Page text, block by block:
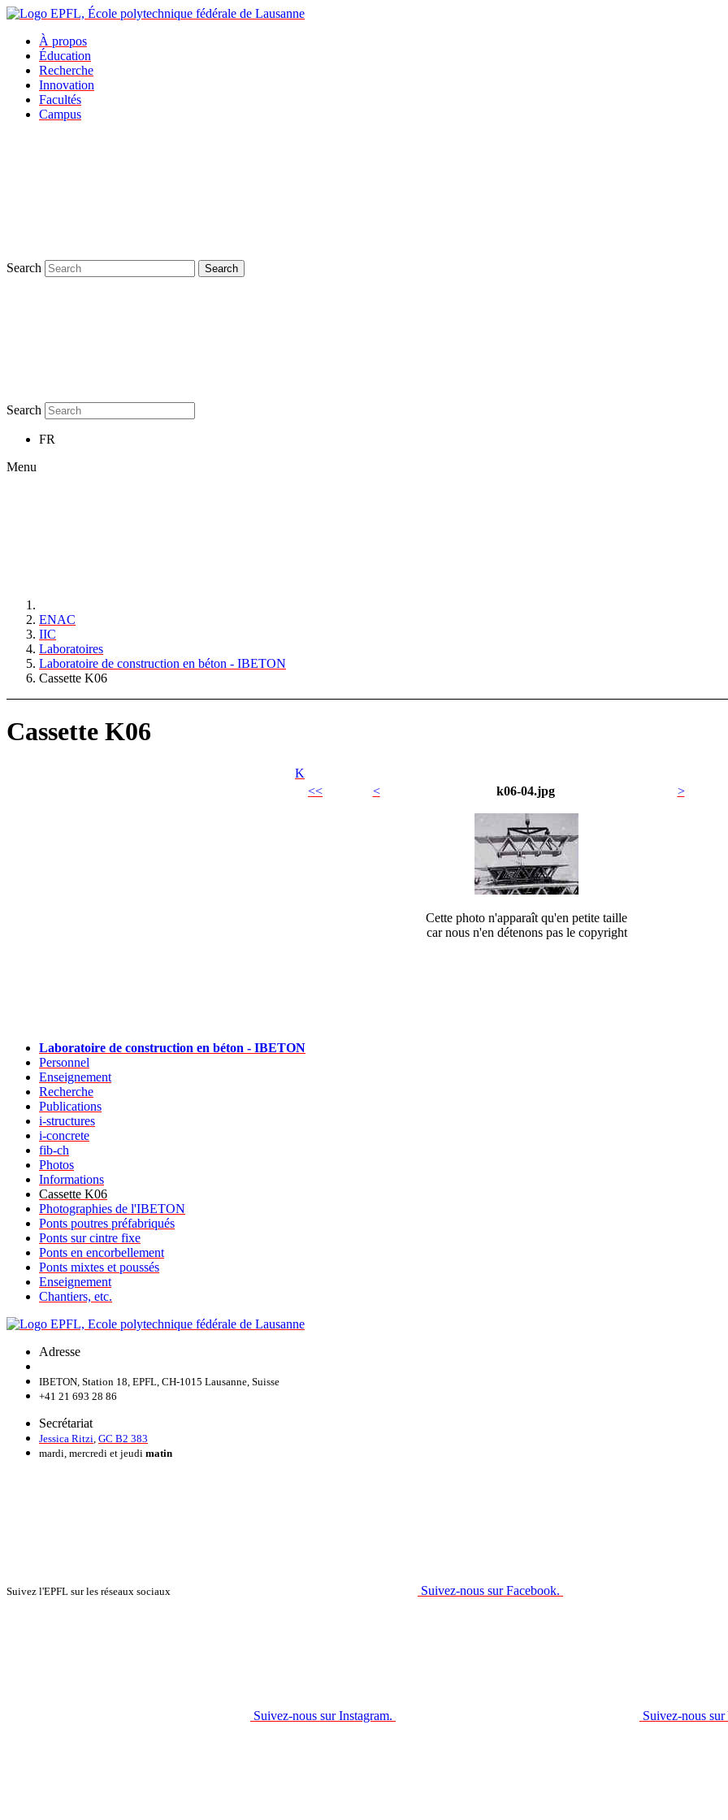
À propos
Éducation
Recherche
Innovation
Facultés
Campus
Search Search
Search
FR
Menu
ENAC
IIC
Laboratoires
Laboratoire de construction en béton - IBETON
Cassette K06
Cassette K06
K
<<
< k06-04.jpg >
Cette photo n'apparaît qu'en petite taille
car nous n'en détenons pas le copyright
Laboratoire de construction en béton - IBETON
Personnel
Enseignement
Recherche
Publications
i-structures
i-concrete
fib-ch
Photos
Informations
Cassette K06
Photographies de l'IBETON
Ponts poutres préfabriqués
Ponts sur cintre fixe
Ponts en encorbellement
Ponts mixtes et poussés
Enseignement
Chantiers, etc.
Adresse
IBETON, Station 18, EPFL, CH-1015 Lausanne, Suisse
+41 21 693 28 86
Secrétariat
Jessica Ritzi, GC B2 383
mardi, mercredi et jeudi matin
Suivez l'EPFL sur les réseaux sociaux Suivez-nous sur Facebook.
Suivez-nous sur Instagram. Suivez-nous sur